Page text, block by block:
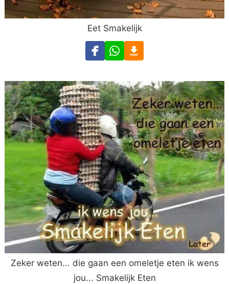
Eet Smakelijk
Zeker weten... die gaan een omeletje eten ik wens
jou... Smakelijk Eten